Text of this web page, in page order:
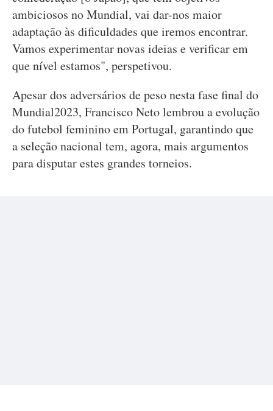
ambiciosos no Mundial, vai dar-nos maior
adaptação às dificuldades que iremos encontrar.
Vamos experimentar novas ideias e verificar em
que nível estamos", perspetivou.
Apesar dos adversários de peso nesta fase final do
Mundial2023, Francisco Neto lembrou a evolução
do futebol feminino em Portugal, garantindo que
a seleção nacional tem, agora, mais argumentos
para disputar estes grandes torneios.